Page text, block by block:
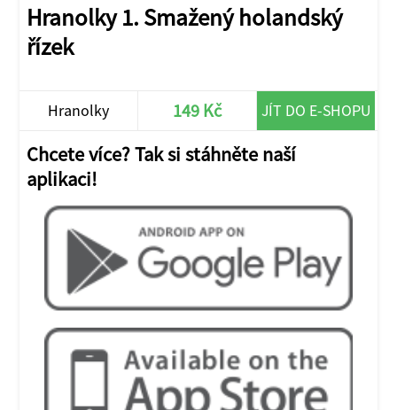
Hranolky 1. Smažený holandský
řízek
Hranolky 149 Kč JÍT DO E-SHOPU
Chcete více? Tak si stáhněte naší
aplikaci!